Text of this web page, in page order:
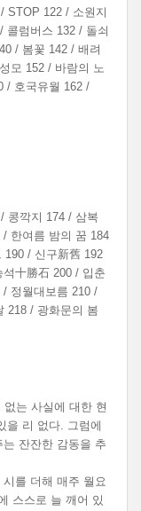
STOP 122 / 소원지
콜럼버스 132 / 돌쇠
/ 봄꽃 142 / 배려
모 152 / 바람의 노
/ 호국유월 162 /
콩깍지 174 / 삼복
한여름 밤의 꿈 184
190 / 신구新舊 192
十勝石 200 / 입춘
정월대보름 210 /
218 / 광화문의 봄
는 사실에 대한 현
을 리 없다. 그럼에
잔잔한 감동을 추
를 더해 매주 월요
스스로 늘 깨어 있